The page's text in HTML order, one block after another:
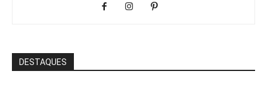
DESTAQUES